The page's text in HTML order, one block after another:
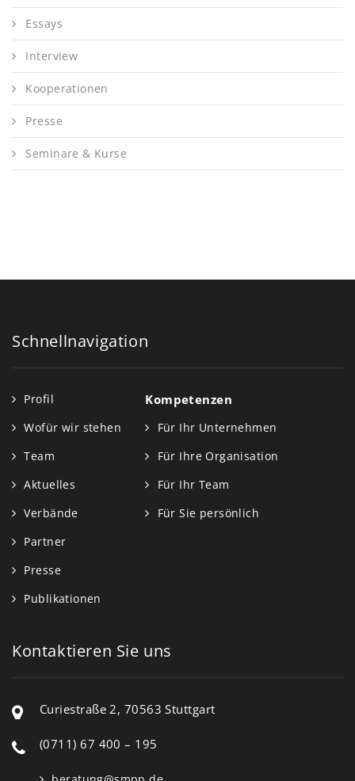
Essays
Interview
Kooperationen
Presse
Seminare & Kurse
Schnellnavigation
Profil
Wofür wir stehen
Team
Aktuelles
Verbände
Partner
Presse
Publikationen
Kompetenzen
Für Ihr Unternehmen
Für Ihre Organisation
Für Ihr Team
Für Sie persönlich
Kontaktieren Sie uns
Curiestraße 2, 70563 Stuttgart
(0711) 67 400 – 195